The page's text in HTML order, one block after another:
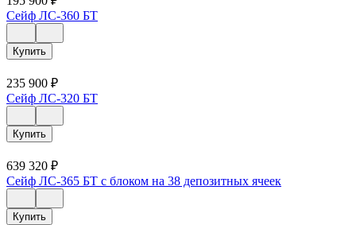
Сейф ЛС-360 БТ
Купить
235 900 ₽
Сейф ЛС-320 БТ
Купить
639 320 ₽
Сейф ЛС-365 БТ с блоком на 38 депозитных ячеек
Купить